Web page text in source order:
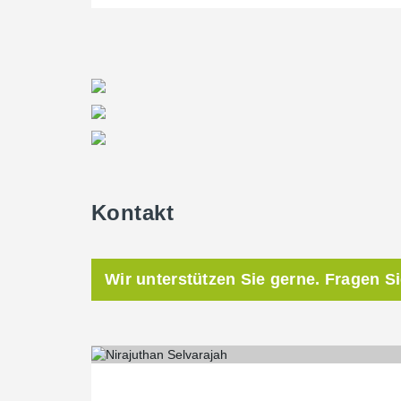
Kontakt
Wir unterstützen Sie gerne. Fragen